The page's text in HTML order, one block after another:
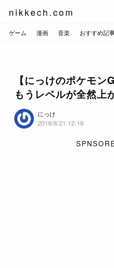
nikkech.com
ゲーム 漫画 音楽 おすすめ記
【にっけのポケモン
もうレベルが全然上
にっけ
2016/8/21 12:19